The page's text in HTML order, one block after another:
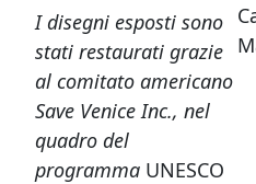
I disegni esposti sono
stati restaurati grazie
al comitato americano
Save Venice Inc., nel
quadro del
programma UNESCO